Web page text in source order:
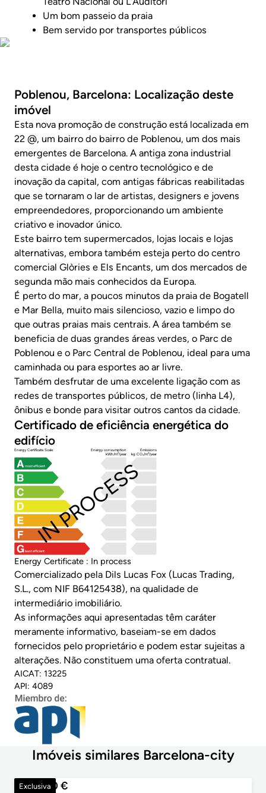
Um bom passeio da praia
Bem servido por transportes públicos
Poblenou, Barcelona: Localização deste
imóvel
Esta nova promoção de construção está localizada em
22 @, um bairro do bairro de Poblenou, um dos mais
emergentes de Barcelona. A antiga zona industrial
desta cidade é hoje o centro tecnológico e de
inovação da capital, com antigas fábricas reabilitadas
que se tornaram o lar de artistas, designers e jovens
empreendedores, proporcionando um ambiente
criativo e inovador único.
Este bairro tem supermercados, lojas locais e lojas
alternativas, embora também esteja perto do centro
comercial Glòries e Els Encants, um dos mercados de
segunda mão mais conhecidos da Europa.
É perto do mar, a poucos minutos da praia de Bogatell
e Mar Bella, muito mais silencioso, vazio e limpo do
que outras praias mais centrais. A área também se
beneficia de duas grandes áreas verdes, o Parc de
Poblenou e o Parc Central de Poblenou, ideal para uma
caminhada ou para esportes ao ar livre.
Também desfrutar de uma excelente ligação com as
redes de transportes públicos, de metro (linha L4),
ônibus e bonde para visitar outros cantos da cidade.
Certificado de eficiência energética do
edifício
Energy Certificate Scale
Energy consumption
kWh/m²/year
Emissions
kg CO₂/m²/year
most efficient
least efficient
IN PROCESS
Energy Certificate : In process
Comercializado pela Dils Lucas Fox (Lucas Trading,
S.L., com NIF B64125438), na qualidade de
intermediário imobiliário.
As informações aqui apresentadas têm caráter
meramente informativo, baseiam-se em dados
fornecidos pelo proprietário e podem estar sujeitas a
alterações. Não constituem uma oferta contratual.
AICAT: 13225
API: 4089
Imóveis similares Barcelona-city
Exclusiva
860.000 €